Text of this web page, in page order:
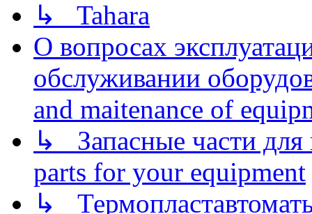
↳ Tahara
О вопросах
обслуживании
and maitenance of
↳ Запасные части для
parts for your equipment
↳